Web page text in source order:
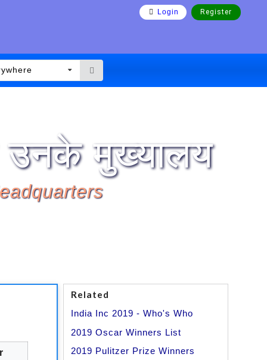
Login Register
उनके मुख्यालय
Related
India Inc 2019 - Who's Who
2019 Oscar Winners List
2019 Pulitzer Prize Winners